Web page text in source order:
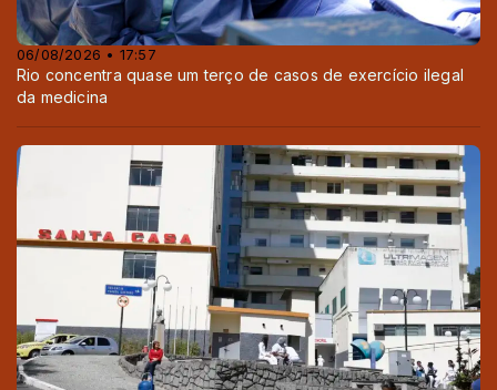
06/08/2026 • 17:57
Rio concentra quase um terço de casos de exercício ilegal
da medicina